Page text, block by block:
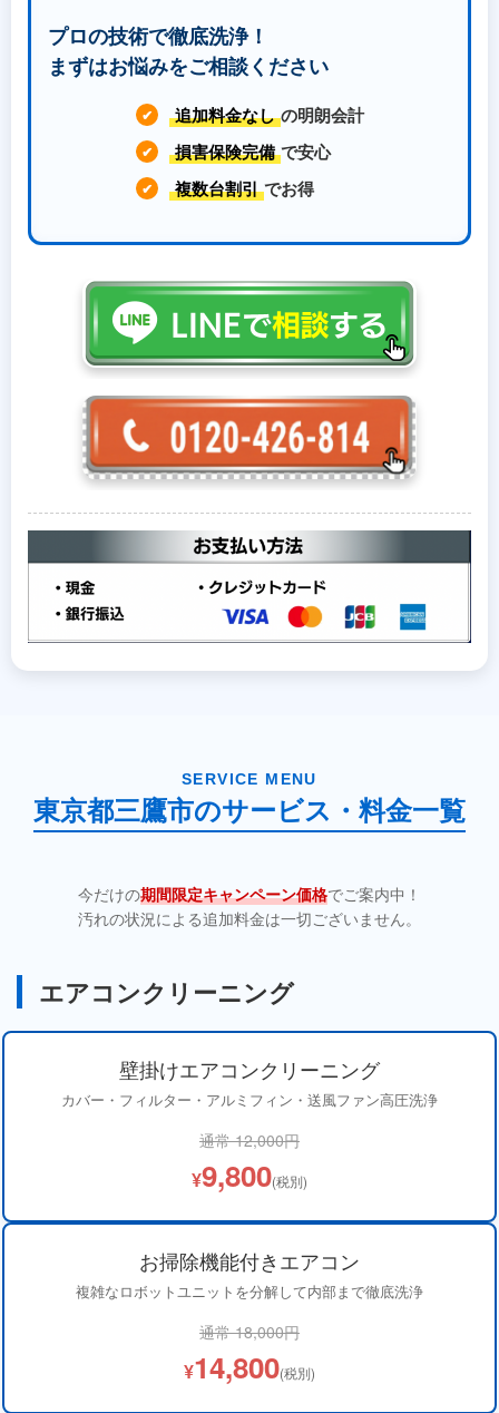
プロの技術で徹底洗浄！
まずはお悩みをご相談ください
✔ 追加料金なし の明朗会計
✔ 損害保険完備 で安心
✔ 複数台割引 でお得
SERVICE MENU
東京都三鷹市のサービス・料金一覧
今だけの期間限定キャンペーン価格でご案内中！
汚れの状況による追加料金は一切ございません。
エアコンクリーニング
壁掛けエアコンクリーニング
カバー・フィルター・アルミフィン・送風ファン高圧洗浄
通常 12,000円
¥9,800(税別)
お掃除機能付きエアコン
複雑なロボットユニットを分解して内部まで徹底洗浄
通常 18,000円
¥14,800(税別)